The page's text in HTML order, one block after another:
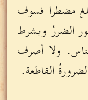
مضطرا فسوف
الضررُ وبشرط
ولا أصرف
القاطعة.